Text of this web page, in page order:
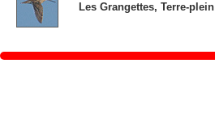
Les Grangettes, Terre-plein